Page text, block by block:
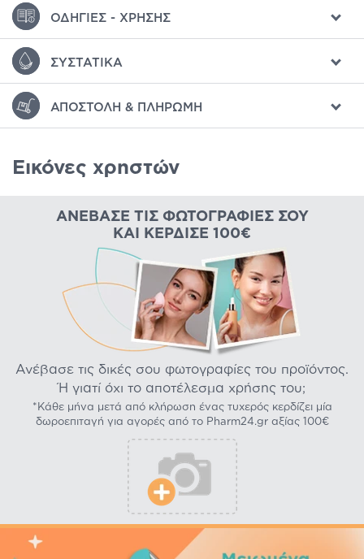
ΟΔΗΓΊΕΣ - ΧΡΉΣΗΣ
ΣΥΣΤΑΤΙΚΆ
ΑΠΟΣΤΟΛΉ & ΠΛΗΡΩΜΉ
Εικόνες χρηστών
ΑΝΈΒΑΣΕ ΤΙΣ ΦΩΤΟΓΡΑΦΊΕΣ ΣΟΥ
ΚΑΙ ΚΈΡΔΙΣΕ 100€
Ανέβασε τις δικές σου φωτογραφίες του προϊόντος.
Ή γιατί όχι το αποτέλεσμα χρήσης του;
*Κάθε μήνα μετά από κλήρωση ένας τυχερός κερδίζει μία
δωροεπιταγή για αγορές από το Pharm24.gr αξίας 100€